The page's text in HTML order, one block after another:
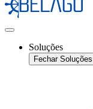
Soluções
Fechar Soluções